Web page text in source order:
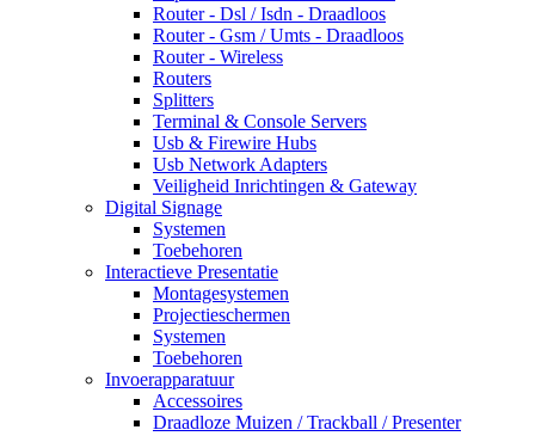
Router - Dsl / Isdn - Draadloos
Router - Gsm / Umts - Draadloos
Router - Wireless
Routers
Splitters
Terminal & Console Servers
Usb & Firewire Hubs
Usb Network Adapters
Veiligheid Inrichtingen & Gateway
Digital Signage
Systemen
Toebehoren
Interactieve Presentatie
Montagesystemen
Projectieschermen
Systemen
Toebehoren
Invoerapparatuur
Accessoires
Draadloze Muizen / Trackball / Presenter